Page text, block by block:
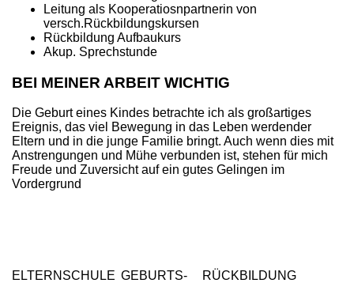
Leitung als Kooperatiosnpartnerin von
versch.Rückbildungskursen
Rückbildung Aufbaukurs
Akup. Sprechstunde
BEI MEINER ARBEIT WICHTIG
Die Geburt eines Kindes betrachte ich als großartiges
Ereignis, das viel Bewegung in das Leben werdender
Eltern und in die junge Familie bringt. Auch wenn dies mit
Anstrengungen und Mühe verbunden ist, stehen für mich
Freude und Zuversicht auf ein gutes Gelingen im
Vordergrund
ELTERNSCHULE GEBURTS-
RÜCKBILDUNG